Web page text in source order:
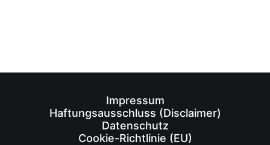
Impressum
Haftungsausschluss (Disclaimer)
Datenschutz
Cookie-Richtlinie (EU)